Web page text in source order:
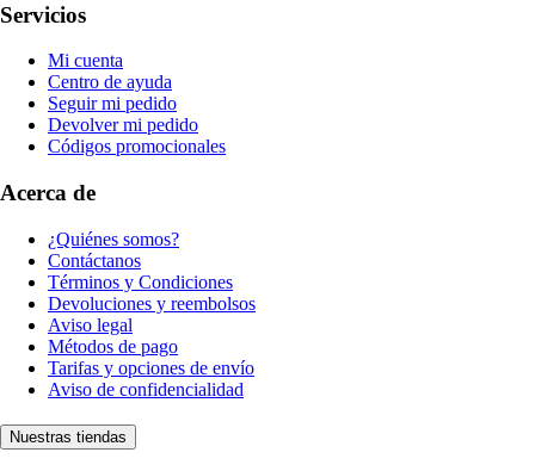
Servicios
Mi cuenta
Centro de ayuda
Seguir mi pedido
Devolver mi pedido
Códigos promocionales
Acerca de
¿Quiénes somos?
Contáctanos
Términos y Condiciones
Devoluciones y reembolsos
Aviso legal
Métodos de pago
Tarifas y opciones de envío
Aviso de confidencialidad
Nuestras tiendas